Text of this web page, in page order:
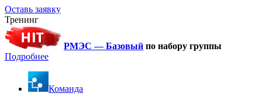
Оставь заявку
Тренинг
РМЭС — Базовый по набору группы
Подробнее
Команда